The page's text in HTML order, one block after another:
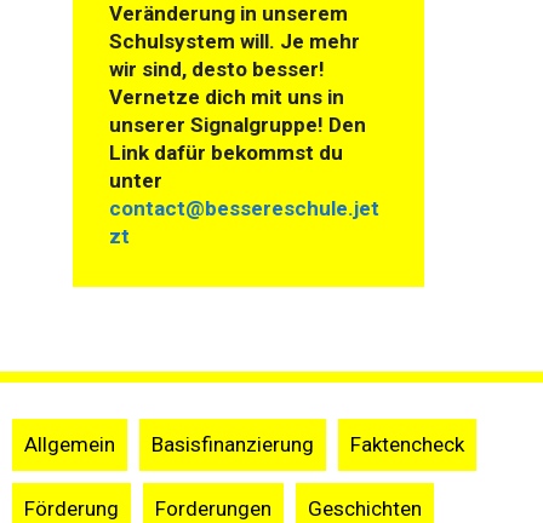
Veränderung in unserem
Schulsystem will. Je mehr
wir sind, desto besser!
Vernetze dich mit uns in
unserer Signalgruppe! Den
Link dafür bekommst du
unter
contact@bessereschule.jet
zt
Allgemein Basisfinanzierung Faktencheck
Förderung Forderungen Geschichten